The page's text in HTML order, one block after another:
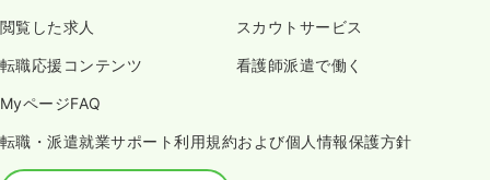
閲覧した求人 スカウトサービス
転職応援コンテンツ 看護師派遣で働く
MyページFAQ
転職・派遣就業サポート利用規約および個人情報保護方針